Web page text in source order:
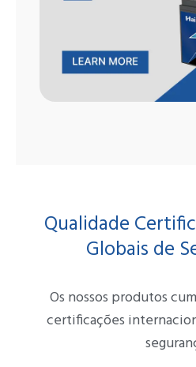
Qualidade
Globais de
Os nossos produtos
certificações